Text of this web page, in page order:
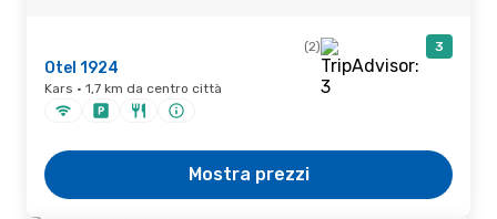
(2) 3
Otel 1924
Kars · 1,7 km da centro città
Mostra prezzi